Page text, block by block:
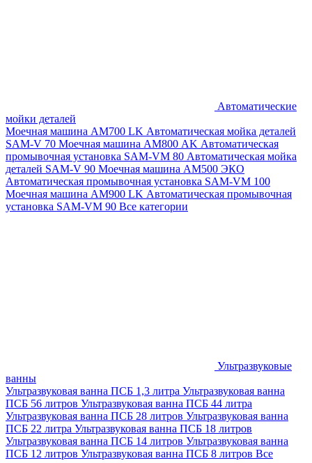
Автоматические
мойки деталей
Моечная машина AM700 LK Автоматическая мойка деталей
SAM-V 70 Моечная машина АМ800 AK Автоматическая
промывочная установка SAM-VM 80 Автоматическая мойка
деталей SAM-V 90 Моечная машина АМ500 ЭКО
Автоматическая промывочная установка SAM-VM 100
Моечная машина AM900 LK Автоматическая промывочная
установка SAM-VM 90 Все категории
Ультразвуковые
ванны
Ультразвуковая ванна ПСБ 1,3 литра Ультразвуковая ванна
ПСБ 56 литров Ультразвуковая ванна ПСБ 44 литра
Ультразвуковая ванна ПСБ 28 литров Ультразвуковая ванна
ПСБ 22 литра Ультразвуковая ванна ПСБ 18 литров
Ультразвуковая ванна ПСБ 14 литров Ультразвуковая ванна
ПСБ 12 литров Ультразвуковая ванна ПСБ 8 литров Все